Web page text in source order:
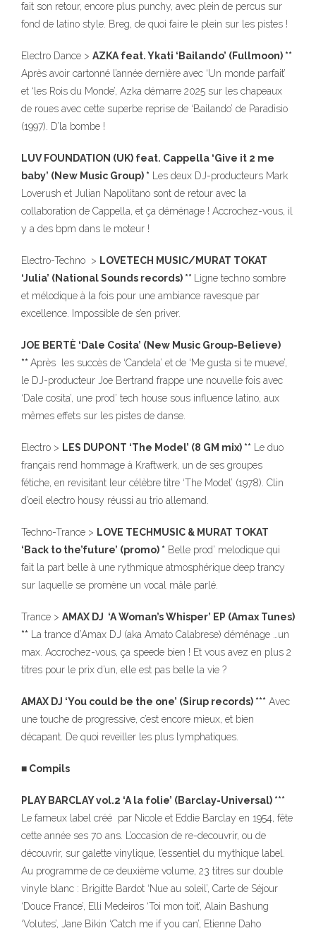
fait son retour, encore plus punchy, avec plein de percus sur
fond de latino style. Breg, de quoi faire le plein sur les pistes !
Electro Dance > AZKA feat. Ykati ‘Bailando’ (Fullmoon) **
Après avoir cartonné l’année dernière avec ‘Un monde parfait’
et ‘les Rois du Monde’, Azka démarre 2025 sur les chapeaux
de roues avec cette superbe reprise de ‘Bailando’ de Paradisio
(1997). D’la bombe !
LUV FOUNDATION (UK) feat. Cappella ‘Give it 2 me
baby’ (New Music Group) * Les deux DJ-producteurs Mark
Loverush et Julian Napolitano sont de retour avec la
collaboration de Cappella, et ça déménage ! Accrochez-vous, il
y a des bpm dans le moteur !
Electro-Techno > LOVETECH MUSIC/MURAT TOKAT
‘Julia’ (National Sounds records) **
Ligne techno sombre
et mélodique à la fois pour une ambiance ravesque par
excellence. Impossible de s’en priver.
JOE BERTÈ ‘Dale Cosita’ (New Music Group-Believe)
** Après les succès de ‘Candela’ et de ‘Me gusta si te mueve’,
le DJ-producteur Joe Bertrand frappe une nouvelle fois avec
‘Dale cosita’, une prod’ tech house sous influence latino, aux
mêmes effets sur les pistes de danse.
Electro > LES DUPONT ‘The Model’ (8 GM mix) ** Le duo
français rend hommage à Kraftwerk, un de ses groupes
fétiche, en revisitant leur célèbre titre ‘The Model’ (1978). Clin
d’oeil electro housy réussi au trio allemand.
Techno-Trance > LOVE TECHMUSIC & MURAT TOKAT
‘Back to the’future’ (promo) * Belle prod’ melodique qui
fait la part belle à une rythmique atmosphérique deep trancy
sur laquelle se promène un vocal mâle parlé.
Trance > AMAX DJ ‘A Woman’s Whisper’ EP (Amax Tunes)
** La trance d’Amax DJ (aka Amato Calabrese) déménage …un
max. Accrochez-vous, ça speede bien ! Et vous avez en plus 2
titres pour le prix d’un, elle est pas belle la vie ?
AMAX DJ ‘You could be the one’ (Sirup records) *** Avec
une touche de progressive, c’est encore mieux, et bien
décapant. De quoi reveiller les plus lymphatiques.
■ Compils
PLAY BARCLAY vol.2 ‘A la folie’ (Barclay-Universal) ***
Le fameux label créé par Nicole et Eddie Barclay en 1954, fête
cette année ses 70 ans. L’occasion de re-decouvrir, ou de
découvrir, sur galette vinylique, l’essentiel du mythique label.
Au programme de ce deuxième volume, 23 titres sur double
vinyle blanc : Brigitte Bardot ‘Nue au soleil’, Carte de Séjour
‘Douce France’, Elli Medeiros ‘Toi mon toit’, Alain Bashung
‘Volutes’, Jane Bikin ‘Catch me if you can’, Etienne Daho